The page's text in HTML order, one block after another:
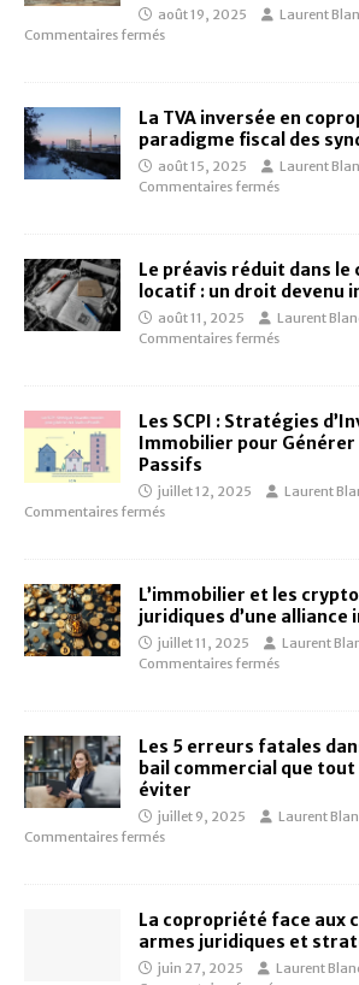
août 19, 2025
Laurent
Commentaires fermés
La TVA inversée en
paradigme fiscal des
août 15, 2025
Laurent
Commentaires fermés
Le préavis réduit dans
locatif : un droit devenu
août 11, 2025
Laurent
Commentaires fermés
Les SCPI : Stratégies
Immobilier pour Générer
Passifs
juillet 12, 2025
Laurent
Commentaires fermés
L’immobilier et les
juridiques d’une alliance
juillet 11, 2025
Laurent
Commentaires fermés
Les 5 erreurs fatales
bail commercial que
éviter
juillet 9, 2025
Laurent
Commentaires fermés
La copropriété face aux
armes juridiques et
juin 27, 2025
Laurent